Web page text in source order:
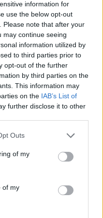
information for
use the below opt-out
Please note that after your
may continue seeing
information utilized by
to third parties prior to
opt-out of the further
by third parties on the
This information may
on the IAB’s List of
further disclose it to other
Outs
of my
of my
me të kuq dhe